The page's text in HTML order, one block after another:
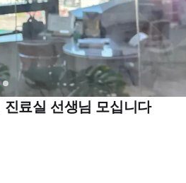
료실 선생님 모십니다